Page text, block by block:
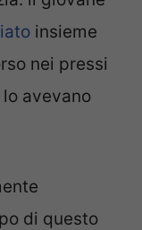
insieme
nei pressi
avevano
di questo